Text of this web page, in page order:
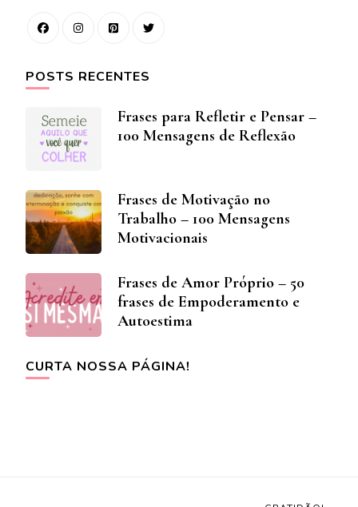
POSTS RECENTES
Frases para Refletir e Pensar –
100 Mensagens de Reflexão
Frases de Motivação no
Trabalho – 100 Mensagens
Motivacionais
Frases de Amor Próprio – 50
frases de Empoderamento e
Autoestima
CURTA NOSSA PÁGINA!